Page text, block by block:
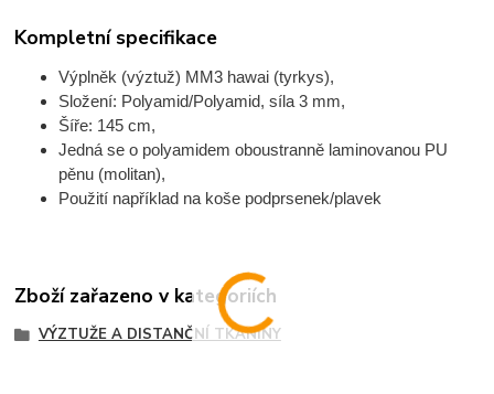
Kompletní specifikace
Výplněk (výztuž) MM3 hawai (tyrkys),
Složení: Polyamid/Polyamid, síla 3 mm,
Šíře: 145 cm,
Jedná se o polyamidem oboustranně laminovanou PU
pěnu (molitan),
Použití například na koše podprsenek/plavek
Zboží zařazeno v kategoriích
VÝZTUŽE A DISTANČNÍ TKANINY